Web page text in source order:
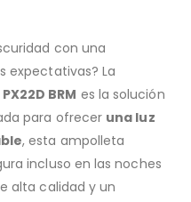
con una
expectativas? La
BRM es la solución
para ofrecer una luz
, esta ampolleta
incluso en las noches
alta calidad y un